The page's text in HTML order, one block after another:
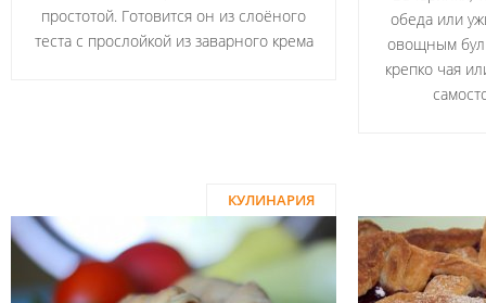
простотой. Готовится он из слоёного
теста с прослойкой из заварного крема
обеда или
овощным
крепко чая
КУЛИНАРИЯ